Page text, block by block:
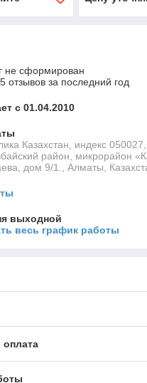
не сформирован
отзывов за последний год
с 01.04.2010
Казахстан, индекс
район, микрорайон
дом 9/1., Алматы,
выходной
весь график работы
оплата